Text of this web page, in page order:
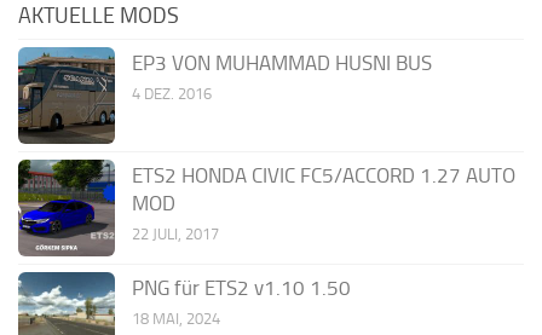
AKTUELLE MODS
EP3 VON MUHAMMAD HUSNI BUS
4 DEZ. 2016
ETS2 HONDA CIVIC FC5/ACCORD 1.27 AUTO
MOD
22 JULI, 2017
PNG für ETS2 v1.10 1.50
18 MAI, 2024